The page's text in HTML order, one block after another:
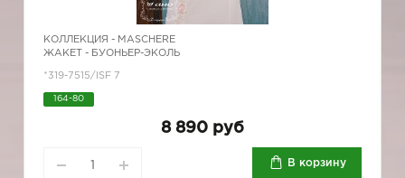
КОЛЛЕКЦИЯ - MASCHERE
ЖАКЕТ - БУОНЬЕР-ЭКОЛЬ
*319-7515/ISF 7
164-80
8 890 руб
В корзину